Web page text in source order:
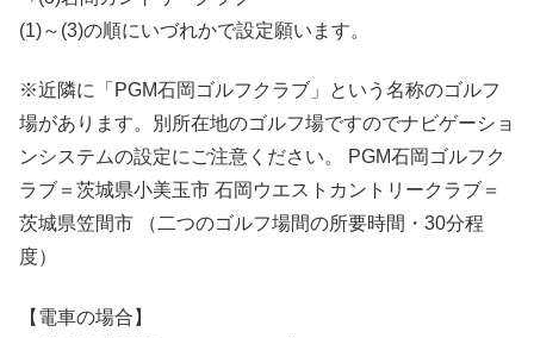
(1)～(3)の順にいづれかで設定願います。
※近隣に「PGM石岡ゴルフクラブ」という名称のゴルフ
場があります。別所在地のゴルフ場ですのでナビゲーショ
ンシステムの設定にご注意ください。 PGM石岡ゴルフク
ラブ＝茨城県小美玉市 石岡ウエストカントリークラブ＝
茨城県笠間市 （二つのゴルフ場間の所要時間・30分程
度）
【電車の場合】